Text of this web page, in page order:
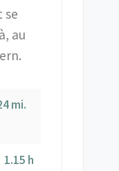
se
au
mi.
1.15 h